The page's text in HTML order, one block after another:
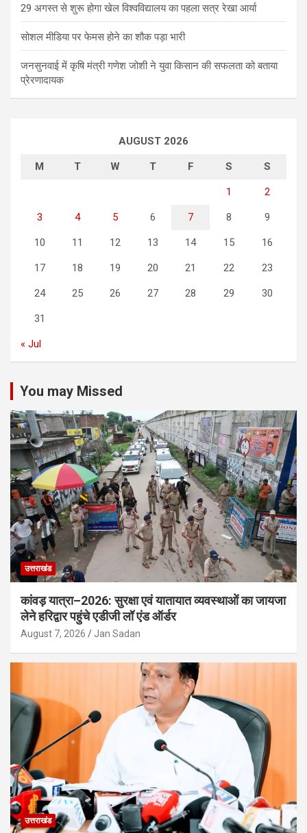
29 अगस्त से शुरू होगा खेल विश्वविद्यालय का पहला सत्र रेखा आर्या
सोशल मीडिया पर फेमस होने का शौक पड़ा भारी
जनसुनवाई में कृषि मंत्री गणेश जोशी ने युवा किसान की सफलता को बताया
प्रेरणादायक
AUGUST 2026
M T W T F S S
1 2
3 4 5 6 7 8 9
10 11 12 13 14 15 16
17 18 19 20 21 22 23
24 25 26 27 28 29 30
31
« Jul
You may Missed
उत्तराखंड
कांवड़ यात्रा–2026: सुरक्षा एवं यातायात व्यवस्थाओं का जायजा
लेने हरिद्वार पहुंचे एडीजी लॉ एंड ऑर्डर
August 7, 2026 Jan Sadan
उत्तराखंड